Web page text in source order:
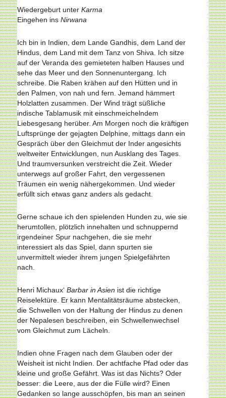
Wiedergeburt unter Karma
Eingehen ins Nirwana
Ich bin in Indien, dem Lande Gandhis, dem Land der
Hindus, dem Land mit dem Tanz von Shiva. Ich sitze
auf der Veranda des gemieteten halben Hauses und
sehe das Meer und den Sonnenuntergang. Ich
schreibe. Die Raben krähen auf den Hütten und in
den Palmen, von nah und fern. Jemand hämmert
Holzlatten zusammen. Der Wind trägt süßliche
indische Tablamusik mit einschmeichelndem
Liebesgesang herüber. Am Morgen noch die kräftigen
Luftsprünge der gejagten Delphine, mittags dann ein
Gespräch über den Gleichmut der Inder angesichts
weltweiter Entwicklungen, nun Ausklang des Tages.
Und traumversunken verstreicht die Zeit. Wieder
unterwegs auf großer Fahrt, den vergesse­nen
Träumen ein wenig nähergekommen. Und wieder
erfüllt sich etwas ganz anders als gedacht.
Gerne schaue ich den spielenden Hunden zu, wie sie
herumtollen, plötzlich innehalten und schnuppernd
irgend­einer Spur nachgehen, die sie mehr
interessiert als das Spiel, dann spurten sie
unvermittelt wieder ihrem jungen Spielgefährten
nach.
Henri Michaux‘ Barbar in Asien ist die richtige
Reiselektüre. Er kann Mentalitätsräume abstecken,
die Schwellen von der Haltung der Hindus zu denen
der Nepalesen beschreiben, ein Schwellenwechsel
vom Gleichmut zum Lächeln.
Indien ohne Fragen nach dem Glauben oder der
Weisheit ist nicht Indien. Der achtfache Pfad oder das
kleine und große Gefährt. Was ist das Nichts? Oder
besser: die Leere, aus der die Fülle wird? Einen
Gedanken so lange ausschöpfen, bis man an seinen